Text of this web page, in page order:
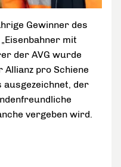
Gewinner des
mit
der AVG wurde
Allianz pro Schiene
der
vergeben wird.